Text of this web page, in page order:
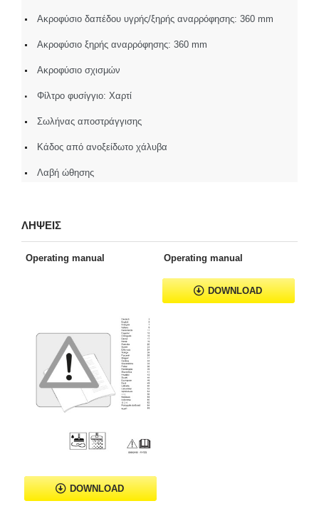
Ακροφύσιο δαπέδου υγρής/ξηρής αναρρόφησης: 360 mm
Ακροφύσιο ξηρής αναρρόφησης: 360 mm
Ακροφύσιο σχισμών
Φίλτρο φυσίγγιο: Χαρτί
Σωλήνας αποστράγγισης
Κάδος από ανοξείδωτο χάλυβα
Λαβή ώθησης
ΛΗΨΕΙΣ
Operating manual
DOWNLOAD
Operating manual
DOWNLOAD